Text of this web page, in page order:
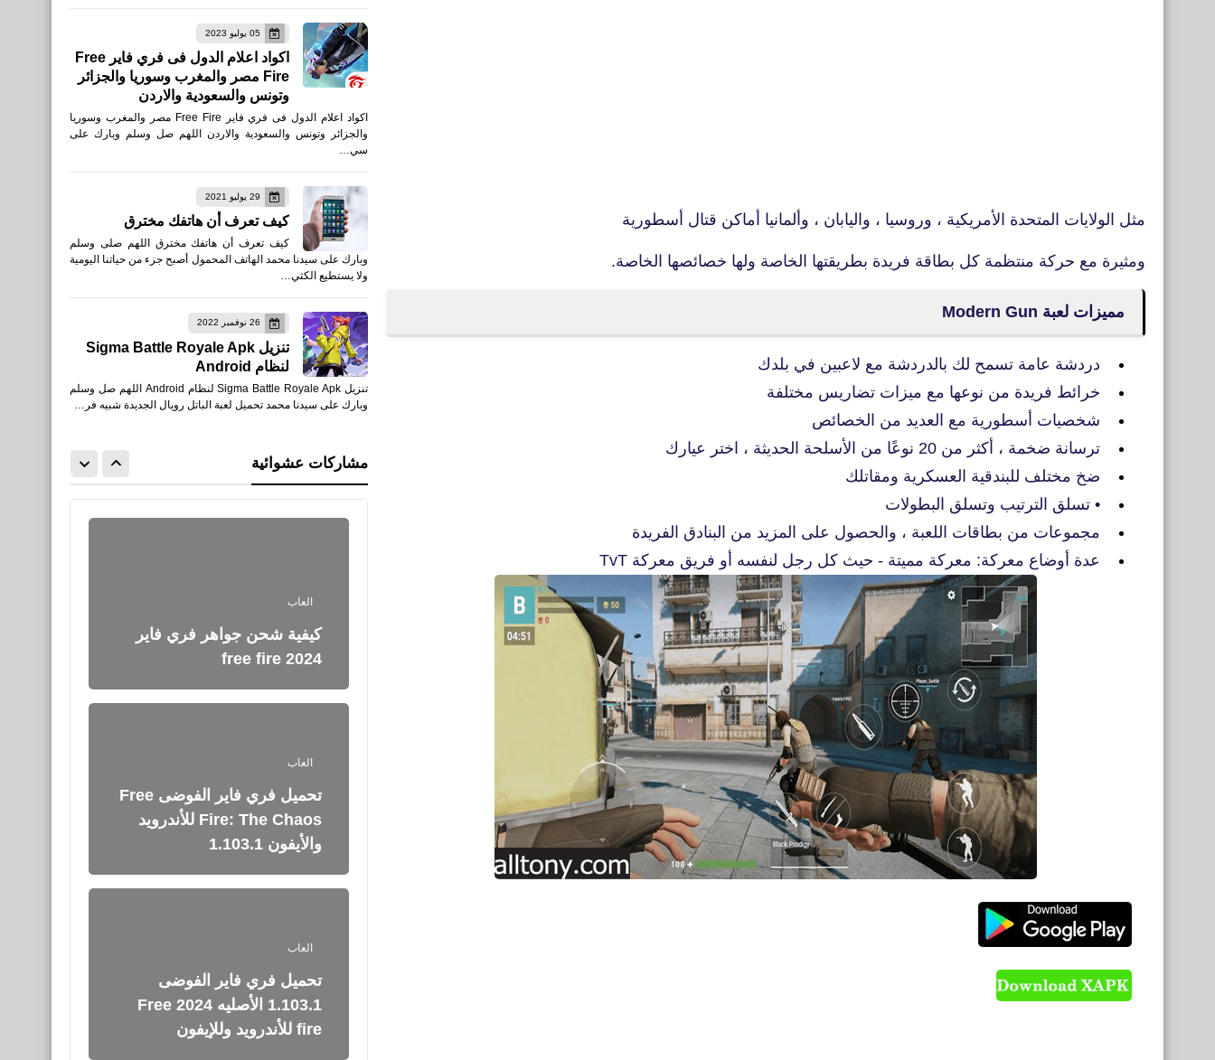
مثل الولايات المتحدة الأمريكية ، وروسيا ، واليابان ، وألمانيا أماكن قتال أسطورية
ومثيرة مع حركة منتظمة كل بطاقة فريدة بطريقتها الخاصة ولها خصائصها الخاصة.
مميزات لعبة Modern Gun
دردشة عامة تسمح لك بالدردشة مع لاعبين في بلدك
خرائط فريدة من نوعها مع ميزات تضاريس مختلفة
شخصيات أسطورية مع العديد من الخصائص
ترسانة ضخمة ، أكثر من 20 نوعًا من الأسلحة الحديثة ، اختر عيارك
ضخ مختلف للبندقية العسكرية ومقاتلك
• تسلق الترتيب وتسلق البطولات
مجموعات من بطاقات اللعبة ، والحصول على المزيد من البنادق الفريدة
عدة أوضاع معركة: معركة مميتة - حيث كل رجل لنفسه أو فريق معركة TvT
05 يوليو 2023
اكواد اعلام الدول فى فري فاير Free
Fire مصر والمغرب وسوريا والجزائر
وتونس والسعودية والاردن
اكواد اعلام الدول فى فري فاير Free Fire مصر والمغرب وسوريا
والجزائر وتونس والسعودية والاردن اللهم صل وسلم وبارك على
سي…
29 يوليو 2021
كيف تعرف أن هاتفك مخترق
كيف تعرف أن هاتفك مخترق اللهم صلى وسلم
وبارك على سيدنا محمد الهاتف المحمول أصبح جزء من حياتنا اليومية
ولا يستطيع الكثي…
26 نوفمبر 2022
تنزيل Sigma Battle Royale Apk
لنظام Android
تنزيل Sigma Battle Royale Apk لنظام Android اللهم صل وسلم
وبارك على سيدنا محمد تحميل لعبة الباتل رويال الجديدة شبيه فر…
مشاركات عشوائية
العاب
تحميل فري فاير الفوضى
1.103.1 الأصليه 2024 Free
العاب
تحميل فري فاير ماكس
Garena Free Fire MAX
2.103.1لأجهزة APK Android
العاب
لأجهزة iPhone وiPad
العاب
كيفية شحن جواهر فري فاير
free fire 2024
العاب
تحميل فري فاير الفوضى Free
Fire: The Chaos‏ للأندرويد
والأيفون 1.103.1
العاب
تحميل فري فاير الفوضى
1.103.1 الأصليه 2024 Free
fire للأندرويد وللإيفون